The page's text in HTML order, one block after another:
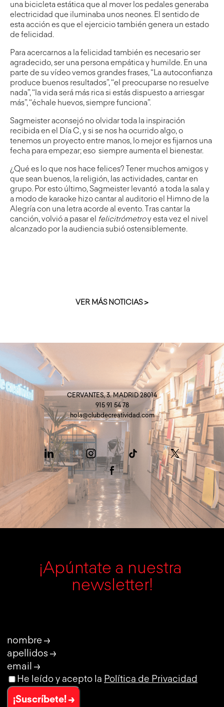
una bicicleta estática que al mover los pedales generaba
electricidad que iluminaba unos neones. El sentido de
esta acción es que el ejercicio también genera un estado
de felicidad.
Para acercarnos a la felicidad también es necesario ser
agradecido, ser una persona empática y humilde. En una
parte de su vídeo vemos grandes frases, “La autoconfianza
produce buenos resultados”, “el preocuparse no resuelve
nada”, “la vida será más rica si estás dispuesto a arriesgar
más”, “échale huevos, siempre funciona”.
Sagmeister aconsejó no olvidar toda la inspiración
recibida en el Día C, y si se nos ha ocurrido algo, o
tenemos un proyecto entre manos, lo mejor es fijarnos una
fecha para empezar; eso siempre aumenta el bienestar.
¿Qué es lo que nos hace felices? Tener muchos amigos y
que sean buenos, la religión, las actividades, cantar en
grupo. Por esto último, Sagmeister levantó a toda la sala y
a modo de karaoke hizo cantar al auditorio el Himno de la
Alegría con una letra acorde al evento. Tras cantar la
canción, volvió a pasar el
felicitrómetroy esta vez el nivel
alcanzado por la audiencia subió ostensiblemente.
VER MÁS NOTICIAS >
CERVANTES, 3. MADRID 28014
915 91 54 78
hola@clubdecreatividad.com
¡Apúntate a nuestra
newsletter!
nombre →
apellidos →
email →
He leído y acepto la Política de Privacidad
¡Suscríbete! →